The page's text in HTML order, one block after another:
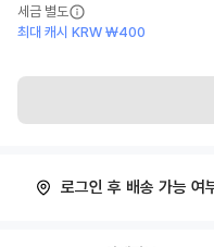
세금 별도
최대 캐시 KRW ₩400
로그인 후 배송 가능 여